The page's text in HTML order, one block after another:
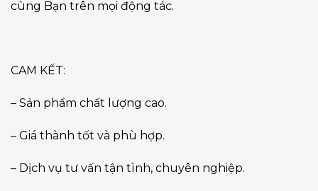
cùng Bạn trên mọi động tác.
CAM KẾT:
– Sản phẩm chất lượng cao.
– Giá thành tốt và phù hợp.
– Dịch vụ tư vấn tận tình, chuyên nghiệp.